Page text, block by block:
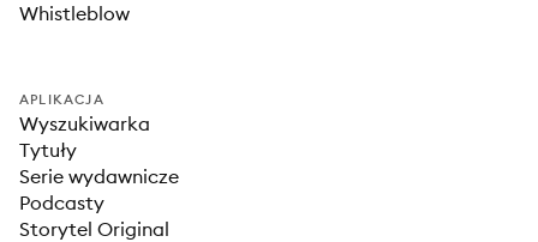
Whistleblow
APLIKACJA
Wyszukiwarka
Tytuły
Serie wydawnicze
Podcasty
Storytel Original